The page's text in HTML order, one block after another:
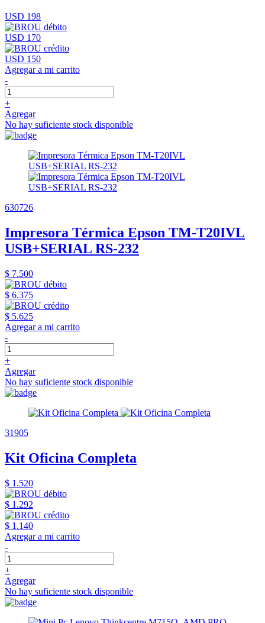
USD 198
USD 170
USD 150
Agregar a mi carrito
-
+
Agregar
No hay suficiente stock disponible
630726
Impresora Térmica Epson TM-T20IVL
USB+SERIAL RS-232
$ 7.500
$ 6.375
$ 5.625
Agregar a mi carrito
-
+
Agregar
No hay suficiente stock disponible
31905
Kit Oficina Completa
$ 1.520
$ 1.292
$ 1.140
Agregar a mi carrito
-
+
Agregar
No hay suficiente stock disponible